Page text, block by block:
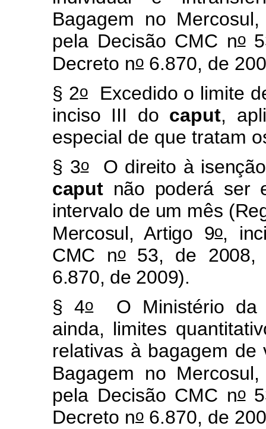
Bagagem no
pela Decisão CMC no
Decreto no 6.870, de
§ 2oExcedido o limite
inciso III do caput,
especial de que tratam
§ 3oO direito à
caputnão poderá ser
intervalo de um mês
Mercosul, Artigo 9o,
CMC no53, de 2008,
6.870, de 2009).
§ 4oO Ministério da
ainda, limites
relativas à bagagem de
Bagagem no
pela Decisão CMC no
Decreto no 6.870, de